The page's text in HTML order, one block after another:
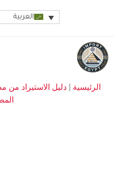
العربية
الرئيسية دليل الاستيراد من